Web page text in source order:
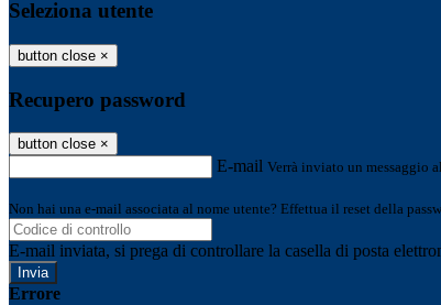
Seleziona utente
button close ×
Recupero password
button close ×
E-mail Verrà inviato un messaggio
Non hai una e-mail associata al nome utente? Effettua il reset della
E-mail inviata, si prega di controllare la casella di posta
Errore